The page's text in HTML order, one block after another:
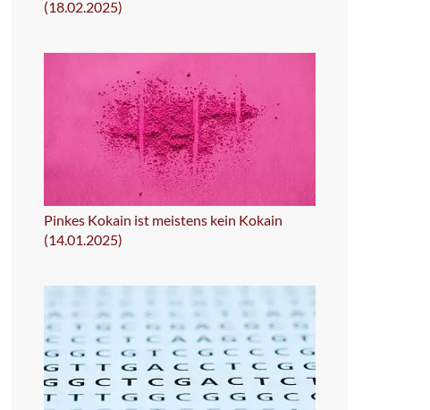
(18.02.2025)
Pinkes Kokain ist meistens kein Kokain
(14.01.2025)